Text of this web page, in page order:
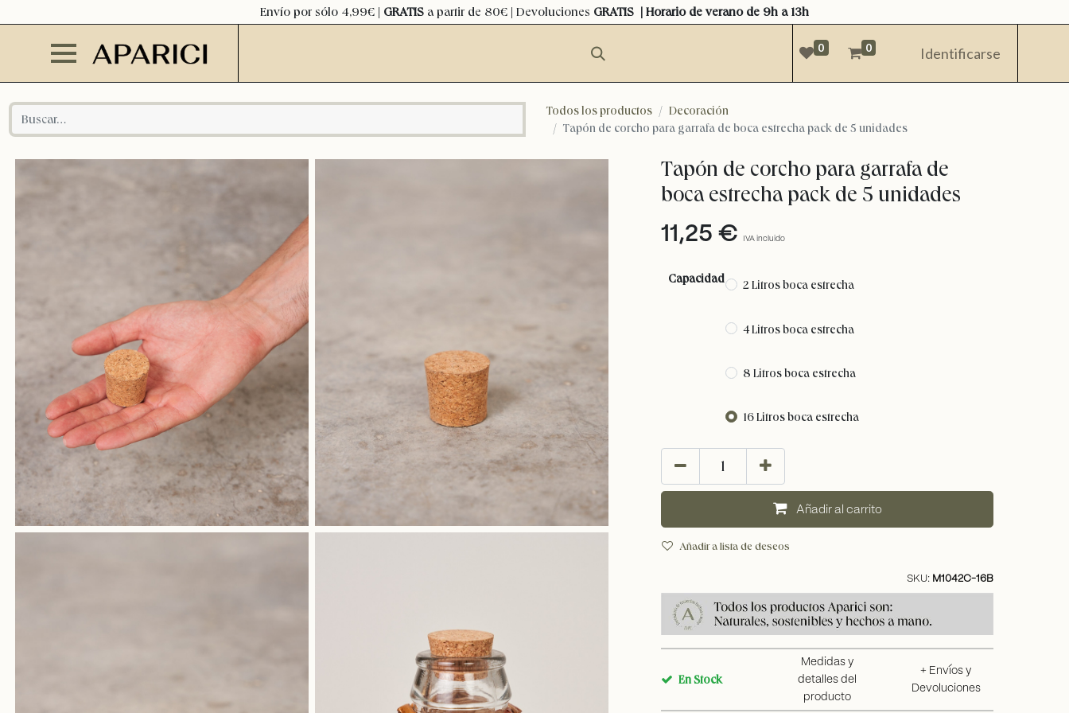
Envío por sólo 4,99€ | GRATIS a partir de 80€ | Devoluciones GRATIS | Horario de verano de 9h a 13h
0 0 Identificarse
Todos los productos
Decoración
Tapón de corcho para garrafa de boca estrecha pack de 5 unidades
Tapón de corcho para garrafa de
boca estrecha pack de 5 unidades
11,25 € IVA incluido
Capacidad 2 Litros boca estrecha
4 Litros boca estrecha
8 Litros boca estrecha
16 Litros boca estrecha
añadir al carrito
Añadir a lista de deseos
SKU: M1042C-16B
En Stock
Medidas y
detalles del
producto
+ Envíos y
Devoluciones